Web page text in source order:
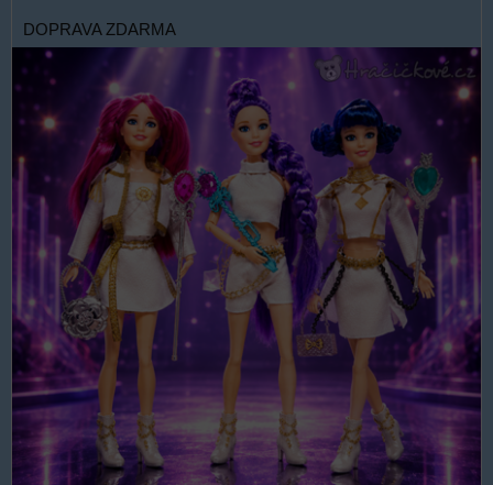
DOPRAVA ZDARMA